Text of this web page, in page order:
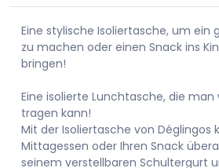
Eine stylische Isoliertasche, um ein
zu machen oder einen Snack ins
bringen!
Eine isolierte Lunchtasche, die man
tragen kann!
Mit der Isoliertasche von Déglingos
Mittagessen oder Ihren Snack
seinem verstellbaren Schultergurt